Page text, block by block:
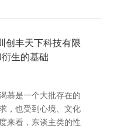
创丰天下科技有限
生的基础
慕是一个大批存在的
，也受到心境、文化
来看，东谈主类的性